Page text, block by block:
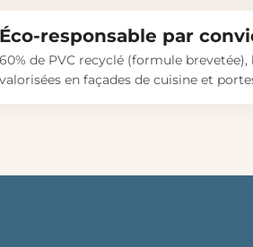
Éco-responsable par
60% de PVC recyclé (formule
valorisées en façades de cuisine et